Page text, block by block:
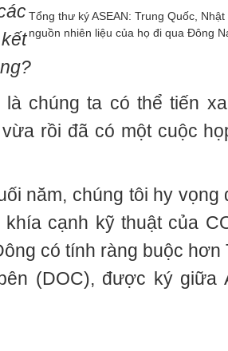
Tổng thư ký ASEAN: Trung Quốc,
nguồn nhiên liệu của họ đi qua Đông
chúng ta có thể tiến
rồi đã có một cuộc
năm, chúng tôi hy
khía cạnh kỹ thuật của
có tính ràng buộc hơn
(DOC), được ký giữa